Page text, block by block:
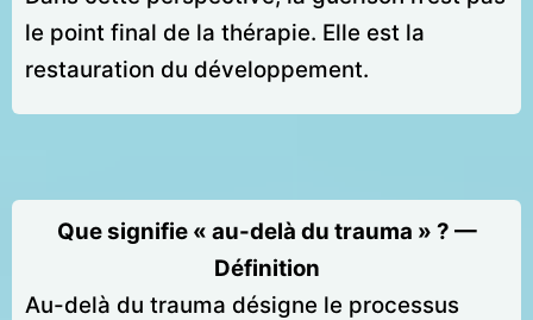
le point final de la thérapie. Elle est la
restauration du développement.
Que signifie « au-delà du trauma » ? —
Définition
Au-delà du trauma désigne le processus